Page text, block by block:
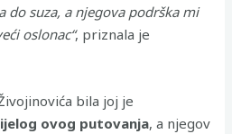
do suza, a njegova podrška mi
oslonac“, priznala je
bila joj je
ovog putovanja, a njegov